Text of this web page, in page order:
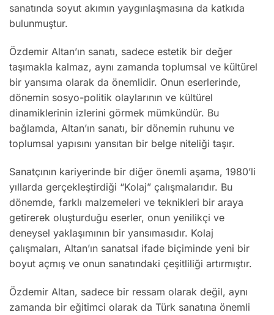
sanatında soyut akımın yaygınlaşmasına da katkıda
bulunmuştur.
Özdemir Altan’ın sanatı, sadece estetik bir değer
taşımakla kalmaz, aynı zamanda toplumsal ve kültürel
bir yansıma olarak da önemlidir. Onun eserlerinde,
dönemin sosyo-politik olaylarının ve kültürel
dinamiklerinin izlerini görmek mümkündür. Bu
bağlamda, Altan’ın sanatı, bir dönemin ruhunu ve
toplumsal yapısını yansıtan bir belge niteliği taşır.
Sanatçının kariyerinde bir diğer önemli aşama, 1980’li
yıllarda gerçekleştirdiği “Kolaj” çalışmalarıdır. Bu
dönemde, farklı malzemeleri ve teknikleri bir araya
getirerek oluşturduğu eserler, onun yenilikçi ve
deneysel yaklaşımının bir yansımasıdır. Kolaj
çalışmaları, Altan’ın sanatsal ifade biçiminde yeni bir
boyut açmış ve onun sanatındaki çeşitliliği artırmıştır.
Özdemir Altan, sadece bir ressam olarak değil, aynı
zamanda bir eğitimci olarak da Türk sanatına önemli